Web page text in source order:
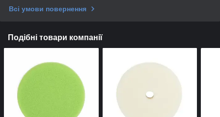
Всі умови повернення
Подібні товари компанії